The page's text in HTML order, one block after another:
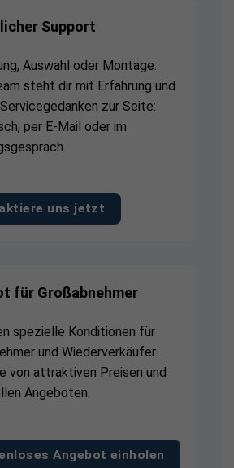
Support
Auswahl oder Montage:
steht dir mit Erfahrung und
zur Seite:
per E-Mail oder im
uns jetzt
für Großabnehmer
spezielle Konditionen für
und Wiederverkäufer.
von attraktiven Preisen und
Angeboten.
Angebot einholen